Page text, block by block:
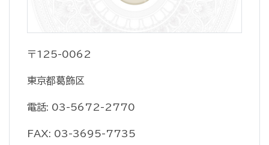
〒125-0062
東京都葛飾区
電話: 03-5672-2770
FAX: 03-3695-7735